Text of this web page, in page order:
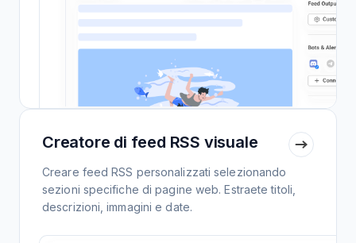
Creatore di feed RSS visuale
Creare feed RSS personalizzati selezionando
sezioni specifiche di pagine web. Estraete titoli,
descrizioni, immagini e date.